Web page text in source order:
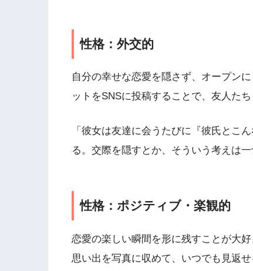
性格：外交的
自分の幸せな恋愛を隠さず、オープン
ットをSNSに投稿することで、友人た
「彼女は友達に会うたびに『彼氏とこ
る。交際を隠すとか、そういう考えは一
性格：ポジティブ・楽観的
恋愛の楽しい瞬間を形に残すことが大
思い出を写真に収めて、いつでも見返